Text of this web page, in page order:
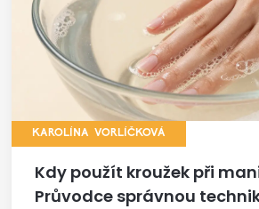
KAROLÍNA VORLÍČKOVÁ
Kdy použít kroužek při
Průvodce správnou